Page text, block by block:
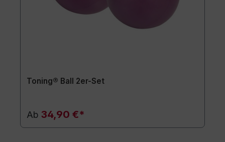
Toning® Ball 2er-Set
Ab 34,90 €*